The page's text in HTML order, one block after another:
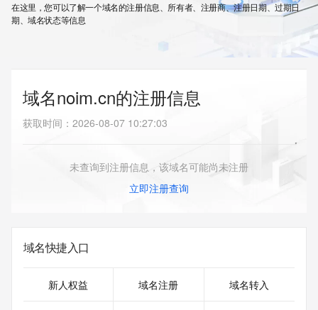
在这里，您可以了解一个域名的注册信息、所有者、注册商、注册日期、过期日
期、域名状态等信息
域名noim.cn的注册信息
获取时间 ： 2026-08-07 10:27:03
未查询到注册信息，该域名可能尚未注册
立即注册查询
域名快捷入口
新人权益 域名注册 域名转入